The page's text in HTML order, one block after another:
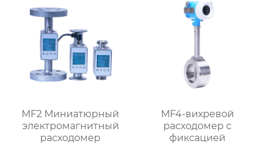
MF2 Миниатюрный
электромагнитный
расходомер
MF4-вихревой
расходомер с
фиксацией